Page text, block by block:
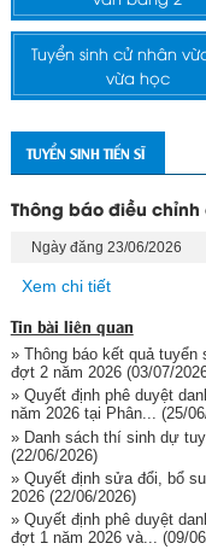
Tuyển sinh cử nhân
vừa học
TUYỂN SINH TIẾN SĨ
Thông báo điều
Ngày đăng 23/06/2026
Xem chi tiết
Tin bài liên quan
» Thông báo kết quả tuyển
đợt 2 năm 2026(03/07/
» Quyết định phê duyệt
năm 2026 tại Phân... (25/
» Danh sách thí sinh dự
(22/06/2026)
» Quyết định sửa đổi, bổ
2026(22/06/2026)
» Quyết định phê duyệt
đợt 1 năm 2026 và... (09/